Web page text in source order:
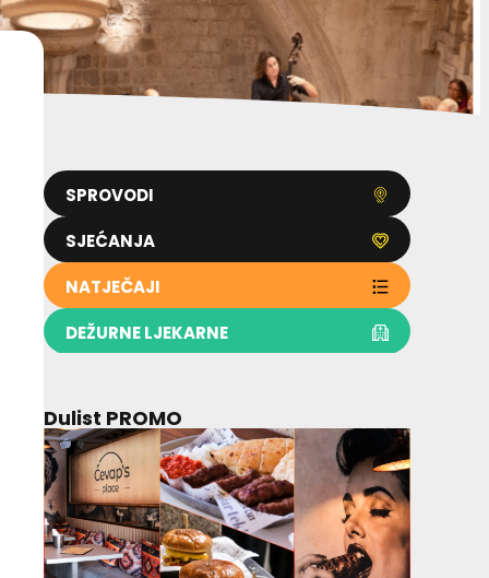
SPROVODI
SJEĆANJA
NATJEČAJI
DEŽURNE LJEKARNE
Dulist PROMO